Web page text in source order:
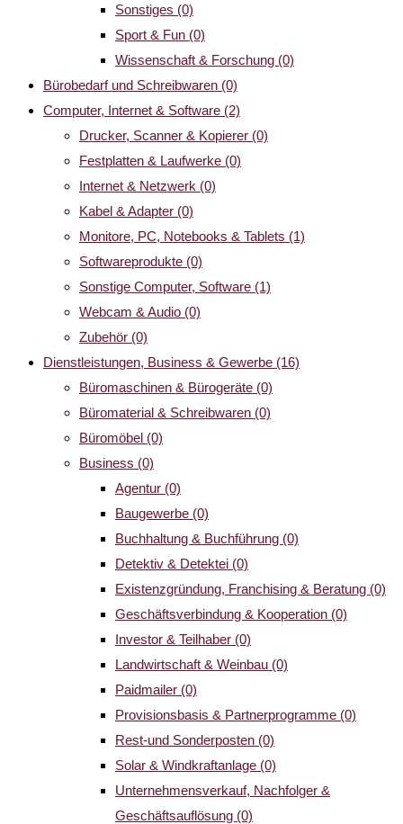
Sonstiges (0)
Sport & Fun (0)
Wissenschaft & Forschung (0)
Bürobedarf und Schreibwaren (0)
Computer, Internet & Software (2)
Drucker, Scanner & Kopierer (0)
Festplatten & Laufwerke (0)
Internet & Netzwerk (0)
Kabel & Adapter (0)
Monitore, PC, Notebooks & Tablets (1)
Softwareprodukte (0)
Sonstige Computer, Software (1)
Webcam & Audio (0)
Zubehör (0)
Dienstleistungen, Business & Gewerbe (16)
Büromaschinen & Bürogeräte (0)
Büromaterial & Schreibwaren (0)
Büromöbel (0)
Business (0)
Agentur (0)
Baugewerbe (0)
Buchhaltung & Buchführung (0)
Detektiv & Detektei (0)
Existenzgründung, Franchising & Beratung (0)
Geschäftsverbindung & Kooperation (0)
Investor & Teilhaber (0)
Landwirtschaft & Weinbau (0)
Paidmailer (0)
Provisionsbasis & Partnerprogramme (0)
Rest-und Sonderposten (0)
Solar & Windkraftanlage (0)
Unternehmensverkauf, Nachfolger &
Geschäftsauflösung (0)